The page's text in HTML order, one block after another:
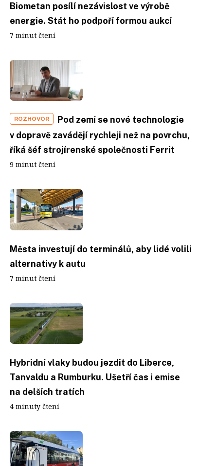
Biometan posílí nezávislost ve výrobě
energie. Stát ho podpoří formou aukcí
7 minut čtení
ROZHOVOR
Pod zemí se nové technologie
v dopravě zavádějí rychleji než na povrchu,
říká šéf strojírenské společnosti Ferrit
9 minut čtení
Města investují do terminálů, aby lidé volili
alternativy k autu
7 minut čtení
Hybridní vlaky budou jezdit do Liberce,
Tanvaldu a Rumburku. Ušetří čas i emise
na delších tratích
4 minuty čtení